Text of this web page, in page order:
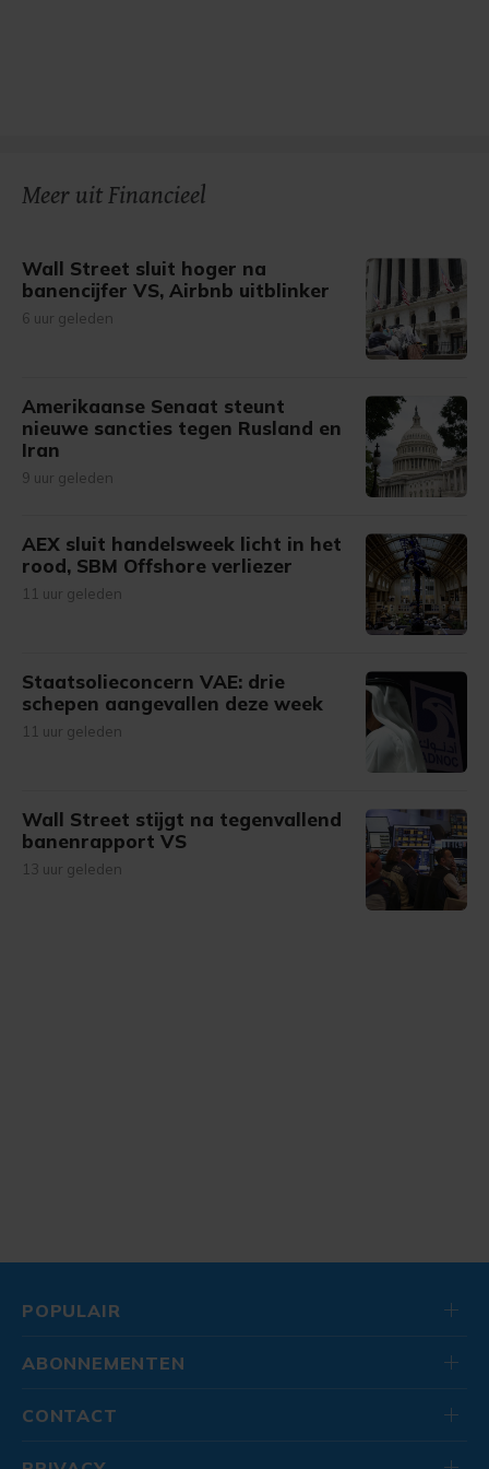
Meer uit Financieel
Wall Street sluit hoger na
banencijfer VS, Airbnb uitblinker
6 uur geleden
Amerikaanse Senaat steunt
nieuwe sancties tegen Rusland en
Iran
9 uur geleden
AEX sluit handelsweek licht in het
rood, SBM Offshore verliezer
11 uur geleden
Staatsolieconcern VAE: drie
schepen aangevallen deze week
11 uur geleden
Wall Street stijgt na tegenvallend
banenrapport VS
13 uur geleden
POPULAIR
ABONNEMENTEN
CONTACT